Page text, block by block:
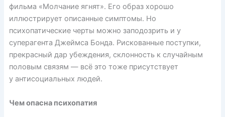
фильма «Молчание ягнят». Его образ хорошо
иллюстрирует описанные симптомы. Но
психопатические черты можно заподозритьи у
суперагента Джеймса Бонда. Рискованные поступки,
прекрасный дар убеждения, склонность к случайным
половым связям — всё это тоже присутствует
у антисоциальных людей.
Чем опасна психопатия